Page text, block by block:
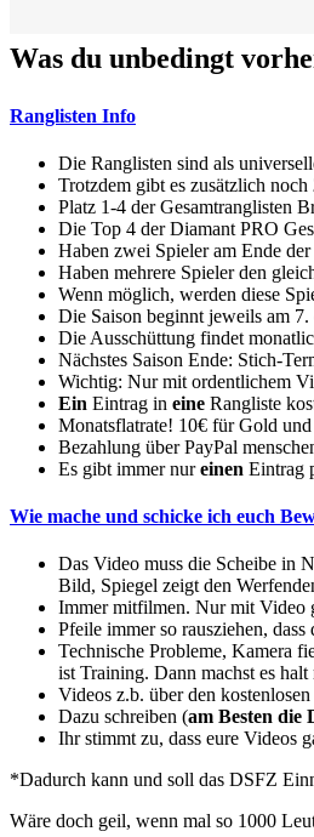
Was du unbedingt
Ranglisten Info
Die Ranglisten sind als
Trotzdem gibt es zusätzlich noch
Platz 1-4 der Gesamtranglisten
Die Top 4 der Diamant PRO
Haben zwei Spieler am Ende
Haben mehrere Spieler den
Wenn möglich, werden diese
Die Saison beginnt jeweils am
Die Ausschüttung findet
Nächstes Saison Ende: Stich-
Wichtig: Nur mit ordentlichem
Ein Eintrag in eine Rangliste
Monatsflatrate! 10€ für Gold
Bezahlung über PayPal
Es gibt immer nureinen Eintrag
Wie mache und schicke ich euch
Das Video muss die Scheibe in
Bild, Spiegel zeigt den
Immer mitfilmen. Nur mit Video
Pfeile immer so rausziehen,
Technische Probleme, Kamera
ist Training. Dann machst es
Videos z.b. über den
Dazu schreiben (am Besten die
Ihr stimmt zu, dass eure Videos
*Dadurch kann und soll das DSFZ
Wäre doch geil, wenn mal so 1000